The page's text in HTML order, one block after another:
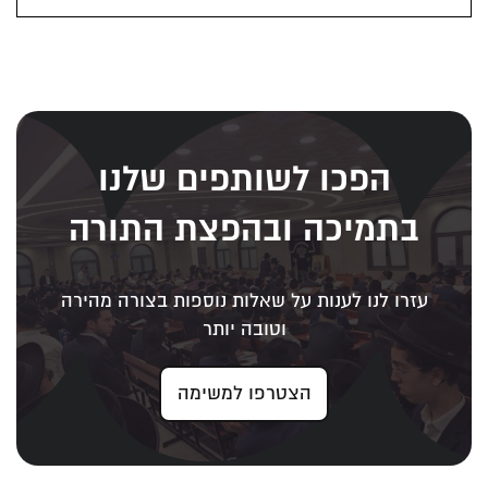
הפכו לשותפים שלנו
בתמיכה ובהפצת התורה
עזרו לנו לענות על שאלות נוספות בצורה מהירה
וטובה יותר
הצטרפו למשימה